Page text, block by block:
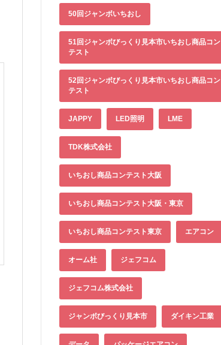
50回ジャンボいちおし
51回ジャンボびっくり見本市いちおし商品コン
テスト
52回ジャンボびっくり見本市いちおし商品コン
テスト
JAPPY LED照明 LME
TDK株式会社
いちおし商品コンテスト大阪
いちおし商品コンテスト大阪・東京
いちおし商品コンテスト東京 エアコン
オーム社 ジェフコム
ジェフコム株式会社
ジャンボびっくり見本市 ダイキン工業